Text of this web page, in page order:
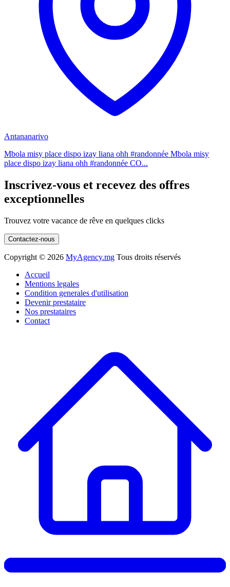
Antananarivo
Mbola misy place dispo izay liana ohh #randonnée Mbola misy
place dispo izay liana ohh #randonnée CO...
Inscrivez-vous et recevez des offres
exceptionnelles
Trouvez votre vacance de rêve en quelques clicks
Contactez-nous
Copyright © 2026 MyAgency.mg Tous droits réservés
Accueil
Mentions legales
Condition generales d'utilisation
Devenir prestataire
Nos prestataires
Contact